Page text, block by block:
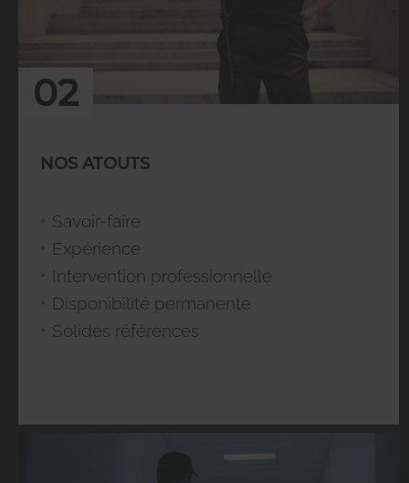
02
NOS ATOUTS
Savoir-faire
Expérience
Intervention professionnelle
Disponibilité permanente
Solides références